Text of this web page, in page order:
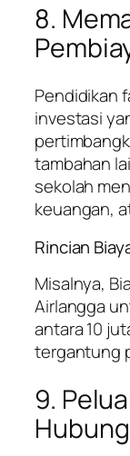
8.
Pendidikan
investasi
tambahan
sekolah
keuangan,
Rincian
Misalnya,
Airlangga
antara 10
tergantung
9.